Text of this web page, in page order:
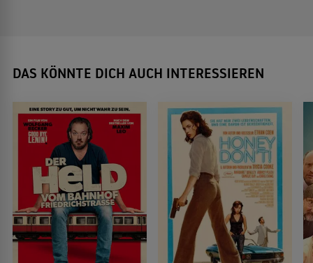
DAS KÖNNTE DICH AUCH INTERESSIEREN